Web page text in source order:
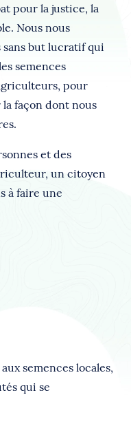
pour la justice, la
Nous nous
sans but lucratif qui
semences
pour
façon dont nous
et des
un citoyen
à faire une
semences locales,
qui se